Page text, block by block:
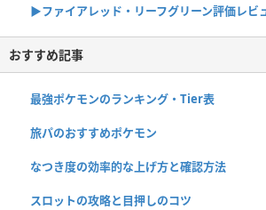
▶︎ファイアレッド・リーフグリーン評価レビ
おすすめ記事
最強ポケモンのランキング・Tier表
旅パのおすすめポケモン
なつき度の効率的な上げ方と確認方法
スロットの攻略と目押しのコツ